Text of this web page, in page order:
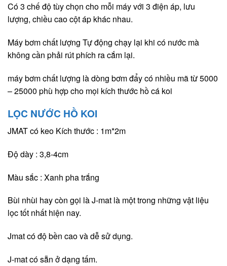
Có 3 chế độ tùy chọn cho mỗi máy với 3 điện áp, lưu
lượng, chiều cao cột áp khác nhau.
Máy bơm chất lượng Tự động chạy lại khi có nước mà
không cần phải rút phích ra cắm lại.
máy bơm chất lượng là dòng bơm đẩy có nhiều mã từ 5000
– 25000 phù hợp cho mọi kích thước hồ cá koi
LỌC NƯỚC HỒ KOI
JMAT có keo Kích thước : 1m*2m
Độ dày : 3,8-4cm
Màu sắc : Xanh pha trắng
Bùi nhùi hay còn gọi là J-mat là một trong những vật liệu
lọc tốt nhất hiện nay.
Jmat có độ bền cao và dễ sử dụng.
J-mat có sẵn ở dạng tấm.